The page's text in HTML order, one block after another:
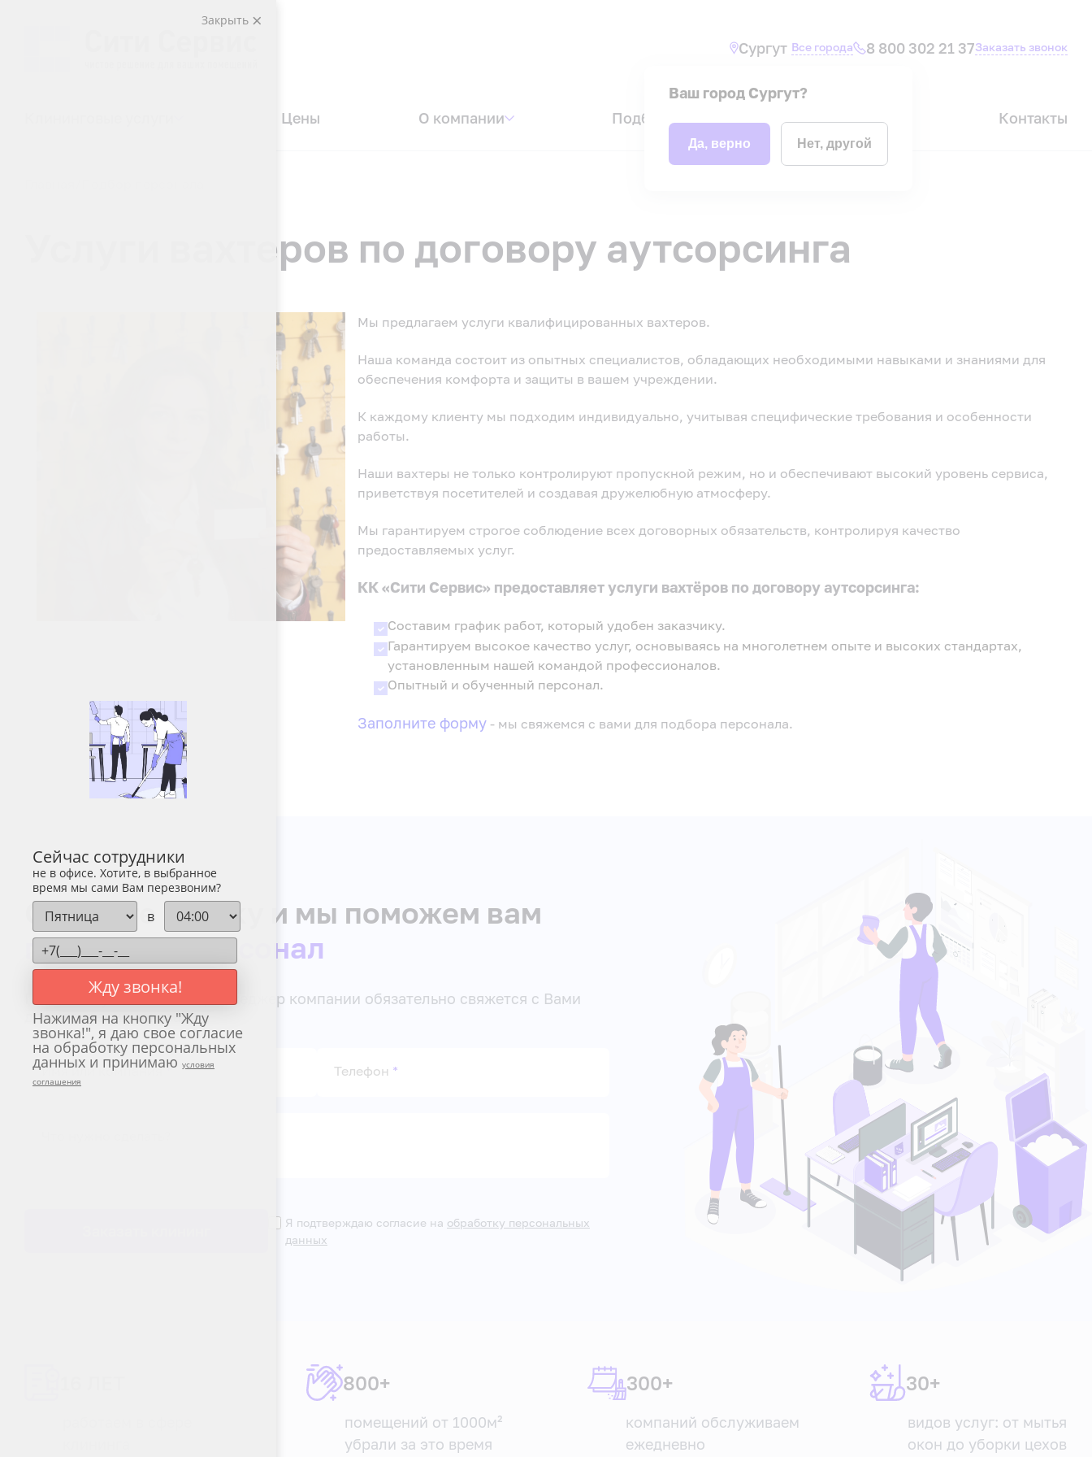
Сургут Все города
Ваш город Сургут?
Да, верно Нет, другой
8 800 302 21 37Заказать звонок
Цены О компании Подбор персонала Акции Контакты
Услуги вахтеров по договору аутсорсинга
Мы предлагаем услуги квалифицированных вахтеров.
Наша команда состоит из опытных специалистов, обладающих необходимыми навыками и знаниями для
обеспечения комфорта и защиты в вашем учреждении.
К каждому клиенту мы подходим индивидуально, учитывая специфические требования и особенности
работы.
Наши вахтеры не только контролируют пропускной режим, но и обеспечивают высокий уровень сервиса,
приветствуя посетителей и создавая дружелюбную атмосферу.
Мы гарантируем строгое соблюдение всех договорных обязательств, контролируя качество
предоставляемых услуг.
КК «Сити Сервис» предоставляет услуги вахтёров по договору аутсорсинга:
Составим график работ, который удобен заказчику.
Гарантируем высокое качество услуг, основываясь на многолетнем опыте и высоких стандартах,
установленным нашей командой профессионалов.
Опытный и обученный персонал.
Заполните форму - мы свяжемся с вами для подбора персонала.
Оставьте заявку и мы поможем вам
подобрать персонал
После получения заявки, менеджер компании обязательно свяжется с Вами
для уточнения заказа.
Имя или компания* Телефон *
Я подтверждаю согласие на обработку персональных
данных
800+
помещений от 1000м²
убрали за это время
300+
компаний обслуживаем
ежедневно
30+
видов услуг: от мытья
окон до уборки цехов
Закрыть
Сейчас сотрудники
не в офисе. Хотите, в выбранное
время мы сами Вам перезвоним?
в
Жду звонка!
Нажимая на кнопку "Жду
звонка!", я даю свое согласие
на обработку персональных
данных и принимаю условия
соглашения